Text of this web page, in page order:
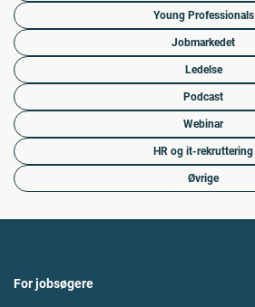
Young Professionals
Jobmarkedet
Ledelse
Podcast
Webinar
HR og it-rekruttering
Øvrige
For jobsøgere